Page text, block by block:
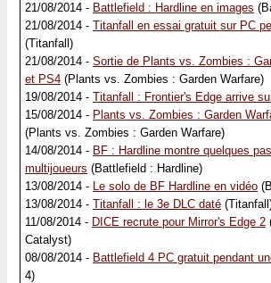
21/08/2014 - Battlefield : Hardline en images
21/08/2014 - Titanfall en essai gratuit sur PC
(Titanfall)
21/08/2014 - Sortie de Plants vs. Zombies :
et PS4 (Plants vs. Zombies : Garden Warfare)
19/08/2014 - Titanfall : Frontier's Edge arrive
15/08/2014 - Plants vs. Zombies : Garden
(Plants vs. Zombies : Garden Warfare)
14/08/2014 - BF : Hardline montre quelques
multijoueurs (Battlefield : Hardline)
13/08/2014 - Le solo de BF Hardline en vidéo
13/08/2014 - Titanfall : le 3e DLC daté
11/08/2014 - DICE recrute pour Mirror's Edge 2
Catalyst)
08/08/2014 - Battlefield 4 PC gratuit pendant
4)